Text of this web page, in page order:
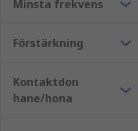
Minsta frekvens
Förstärkning
Kontaktdon
hane/hona